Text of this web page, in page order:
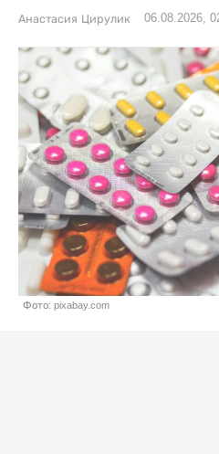
Анастасия Цирулик 06.08.2026,
Фото: pixabay.com